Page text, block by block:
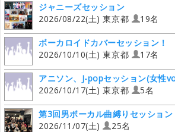
ジャニーズセッション
2026/08/22(土) 東京都
19名
ボーカロイドカバーセッション！
2026/10/10(土) 東京都
17名
アニソン、J-popセッション(女性
2026/10/17(土) 東京都
5名
第3回男ボーカル曲縛りセッショ
2026/11/07(土)
25名